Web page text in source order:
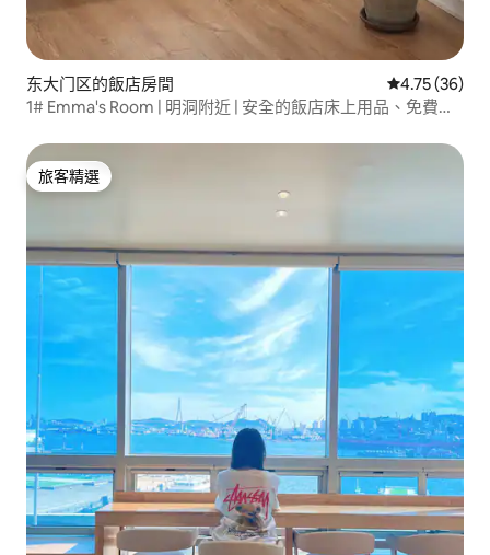
东大门区的飯店房間 從 36 則評價
4.75 (36)
1# Emma's Room | 明洞附近 | 安全的飯店床上用品、免費行
旅客精選
旅客精選